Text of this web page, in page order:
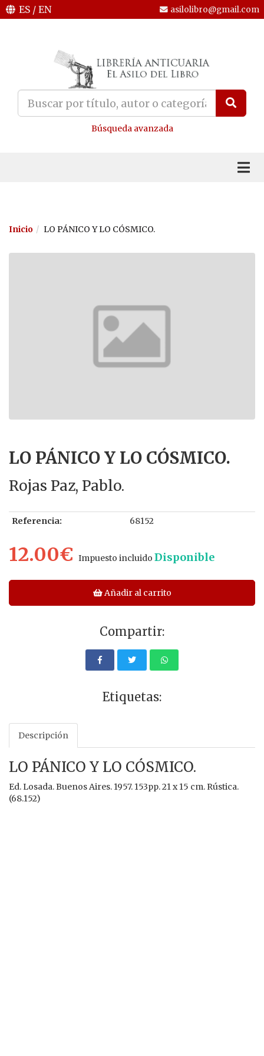
ES / EN asilolibro@gmail.com
Búsqueda avanzada
Inicio LO PÁNICO Y LO CÓSMICO.
LO PÁNICO Y LO CÓSMICO.
Rojas Paz, Pablo.
Referencia: 68152
12.00€ Impuesto incluido Disponible
Añadir al carrito
Compartir:
Etiquetas:
Descripción
LO PÁNICO Y LO CÓSMICO.
Ed. Losada. Buenos Aires. 1957. 153pp. 21 x 15 cm. Rústica.
(68.152)